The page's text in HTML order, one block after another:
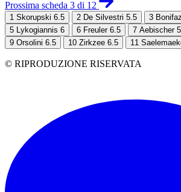
Prossima scheda 3 di 12
1 Skorupski 6.5 2 De Silvestri 5.5 3
5
Lykogiannis 6 6 Freuler 6.5 7 Aebischer
9 Orsolini 6.5 10 Zirkzee 6.5 11
© RIPRODUZIONE RISERVATA